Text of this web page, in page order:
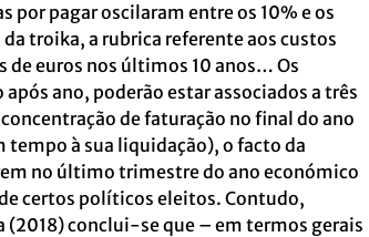
por pagar oscilaram entre os 10% e os
troika, a rubrica referente aos custos
de euros nos últimos 10 anos… Os
ano, poderão estar associados a três
de faturação no final do ano
à sua liquidação), o facto da
no último trimestre do ano económico
certos políticos eleitos. Contudo,
(2018) conclui-se que – em termos gerais